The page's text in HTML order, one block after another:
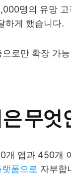
명의 유망
하게 했습니다.
로만 확장 가
무엇
개 앱과 450개
폼으로 자부합